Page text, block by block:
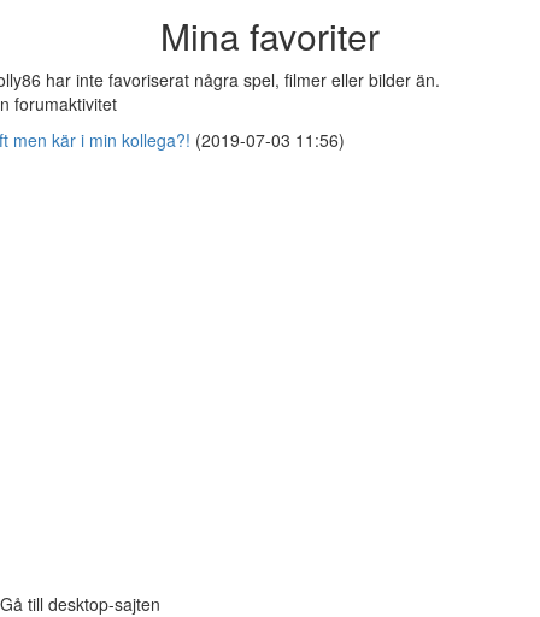
Mina favoriter
har inte favoriserat några spel, filmer eller bilder än.
forumaktivitet
men kär i min kollega?! (2019-07-03 11:56)
Gå till desktop-sajten